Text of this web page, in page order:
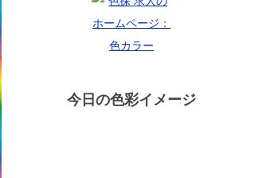
今日の色彩イメージ